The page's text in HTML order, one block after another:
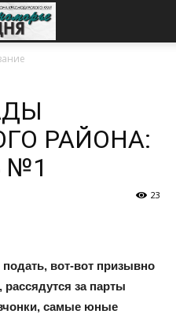
РАЙОНА:
№1
23
вот-вот призывно
за парты
самые юные